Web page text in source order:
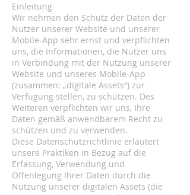
Einleitung
Wir nehmen den Schutz der Daten der
Nutzer unserer Website und unserer
Mobile-App sehr ernst und verpflichten
uns, die Informationen, die Nutzer uns
in Verbindung mit der Nutzung unserer
Website und unseres Mobile-App
(zusammen: „digitale Assets“) zur
Verfügung stellen, zu schützen. Des
Weiteren verpflichten wir uns, Ihre
Daten gemäß anwendbarem Recht zu
schützen und zu verwenden.
Diese Datenschutzrichtlinie erläutert
unsere Praktiken in Bezug auf die
Erfassung, Verwendung und
Offenlegung Ihrer Daten durch die
Nutzung unserer digitalen Assets (die